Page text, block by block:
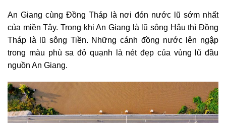
An Giang cùng Đồng Tháp là nơi đón nước lũ sớm nhất
của miền Tây. Trong khi An Giang là lũ sông Hậu thì Đồng
Tháp là lũ sông Tiền. Những cánh đồng nước lên ngập
trong màu phù sa đỏ quạnh là nét đẹp của vùng lũ đầu
nguồn An Giang.